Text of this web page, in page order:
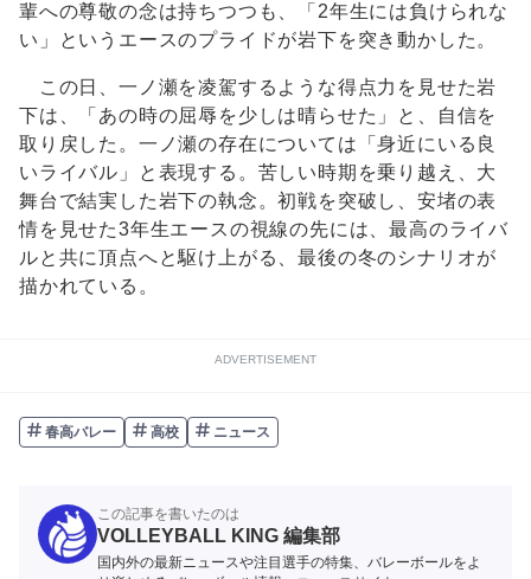
輩への尊敬の念は持ちつつも、「2年生には負けられな
い」というエースのプライドが岩下を突き動かした。
この日、一ノ瀬を凌駕するような得点力を見せた岩
下は、「あの時の屈辱を少しは晴らせた」と、自信を
取り戻した。一ノ瀬の存在については「身近にいる良
いライバル」と表現する。苦しい時期を乗り越え、大
舞台で結実した岩下の執念。初戦を突破し、安堵の表
情を見せた3年生エースの視線の先には、最高のライバ
ルと共に頂点へと駆け上がる、最後の冬のシナリオが
描かれている。
ADVERTISEMENT
春高バレー 高校 ニュース
この記事を書いたのは
VOLLEYBALL KING 編集部
国内外の最新ニュースや注目選手の特集、バレーボールをよ